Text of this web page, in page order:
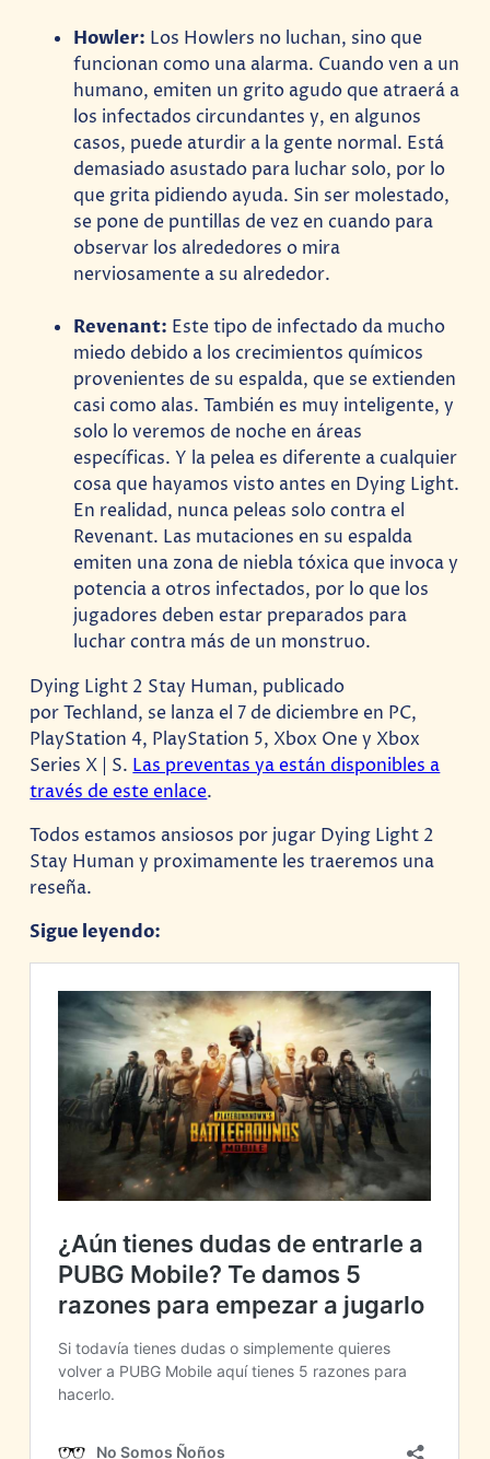
Howler: Los Howlers no luchan, sino que
funcionan como una alarma. Cuando ven a un
humano, emiten un grito agudo que atraerá a
los infectados circundantes y, en algunos
casos, puede aturdir a la gente normal. Está
demasiado asustado para luchar solo, por lo
que grita pidiendo ayuda. Sin ser molestado,
se pone de puntillas de vez en cuando para
observar los alrededores o mira
nerviosamente a su alrededor.
Revenant: Este tipo de infectado da mucho
miedo debido a los crecimientos químicos
provenientes de su espalda, que se extienden
casi como alas. También es muy inteligente, y
solo lo veremos de noche en áreas
específicas. Y la pelea es diferente a cualquier
cosa que hayamos visto antes en Dying Light.
En realidad, nunca peleas solo contra el
Revenant. Las mutaciones en su espalda
emiten una zona de niebla tóxica que invoca y
potencia a otros infectados, por lo que los
jugadores deben estar preparados para
luchar contra más de un monstruo.
Dying Light 2 Stay Human, publicado
por Techland, se lanza el 7 de diciembre en PC,
PlayStation 4, PlayStation 5, Xbox One y Xbox
Series X | S. Las preventas ya están disponibles a
través de este enlace.
Todos estamos ansiosos por jugar Dying Light 2
Stay Human y proximamente les traeremos una
reseña.
Sigue leyendo: